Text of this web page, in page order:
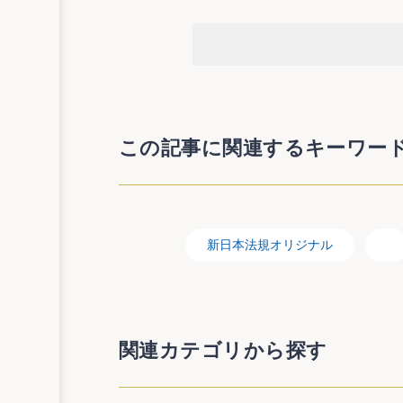
この記事に関連するキーワー
新日本法規オリジナル
関連カテゴリから探す